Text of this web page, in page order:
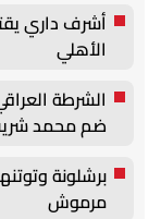
أشرف داري
الأهلي
الشرطة
ضم محمد
برشلونة
مرموش